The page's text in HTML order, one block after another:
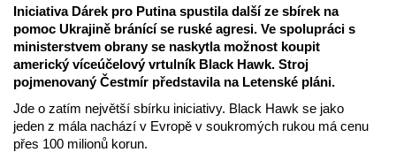
Iniciativa Dárek pro Putina spustila další ze sbírek na
pomoc Ukrajině bránící se ruské agresi. Ve spolupráci s
ministerstvem obrany se naskytla možnost koupit
americký víceúčelový vrtulník Black Hawk. Stroj
pojmenovaný Čestmír představila na Letenské pláni.
Jde o zatím největší sbírku iniciativy. Black Hawk se jako
jeden z mála nachází v Evropě v soukromých rukou má cenu
přes 100 milionů korun.